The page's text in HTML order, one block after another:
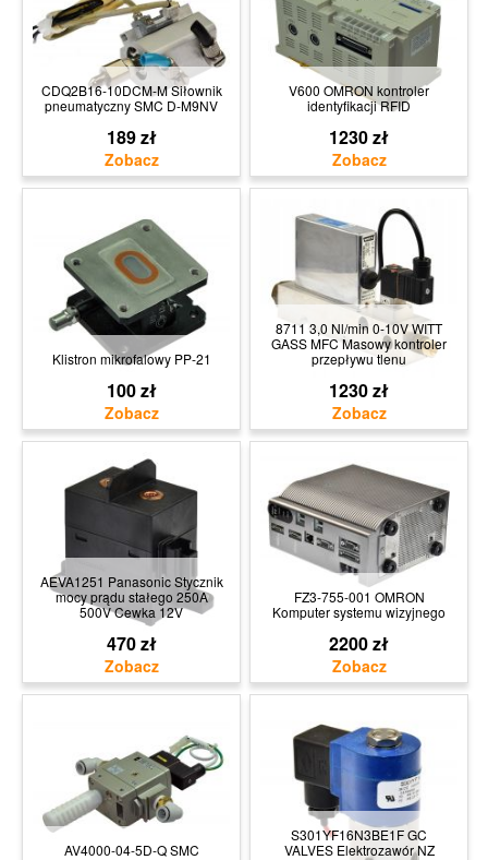
CDQ2B16-10DCM-M Siłownik
pneumatyczny SMC D-M9NV
189 zł
V600 OMRON kontroler
identyfikacji RFID
1230 zł
Klistron mikrofalowy PP-21
100 zł
8711 3,0 Nl/min 0-10V WITT
GASS MFC Masowy kontroler
przepływu tlenu
1230 zł
AEVA1251 Panasonic Stycznik
mocy prądu stałego 250A
500V Cewka 12V
470 zł
FZ3-755-001 OMRON
Komputer systemu wizyjnego
2200 zł
AV4000-04-5D-Q SMC
S301YF16N3BE1F GC
VALVES Elektrozawór NZ